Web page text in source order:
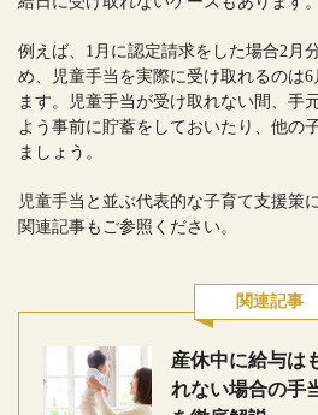
例えば、1月に認定請求をした場合2月
め、児童手当を実際に受け取れるのは
ます。児童手当が受け取れない間、手
よう事前に貯蓄をしておいたり、他の
ましょう。
児童手当と並ぶ代表的な子育て支援策
関連記事もご参照ください。
関連記事
産休中に給与は
れない場合の手